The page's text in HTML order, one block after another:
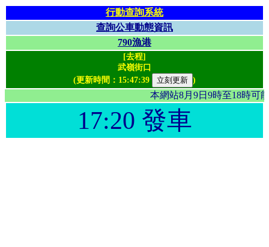
行動查詢系統
查詢公車動態資訊
790漁港
[去程]
武嶺街口
(更新時間： 15:47:39 )
本網站8月9日9時至18
17:20 發車